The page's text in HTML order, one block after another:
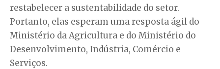
restabelecer a sustentabilidade do setor.
Portanto, elas esperam uma resposta ágil do
Ministério da Agricultura e do Ministério do
Desenvolvimento, Indústria, Comércio e
Serviços.